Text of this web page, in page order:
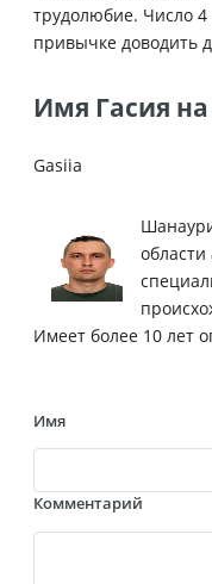
трудолюбие. Число
привычке доводить
Имя Гасия
Gasiia
Имеет более 10 лет
Имя
Комментарий